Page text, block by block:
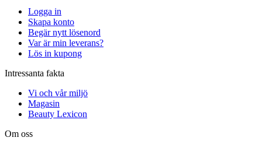
Logga in
Skapa konto
Begär nytt lösenord
Var är min leverans?
Lös in kupong
Intressanta fakta
Vi och vår miljö
Magasin
Beauty Lexicon
Om oss